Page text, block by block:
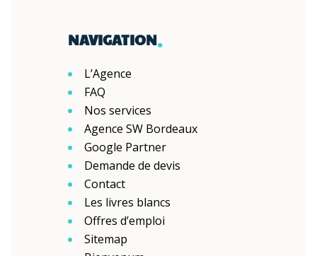
NAVIGATION.
L’Agence
FAQ
Nos services
Agence SW Bordeaux
Google Partner
Demande de devis
Contact
Les livres blancs
Offres d’emploi
Sitemap